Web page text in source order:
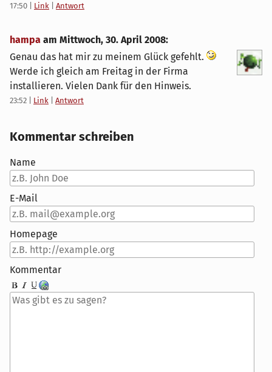
17:50 Link Antwort
hampa am Mittwoch, 30. April 2008:
Genau das hat mir zu meinem Glück gefehlt.
Werde ich gleich am Freitag in der Firma
installieren. Vielen Dank für den Hinweis.
23:52 Link Antwort
Kommentar schreiben
Name
E-Mail
Homepage
Kommentar